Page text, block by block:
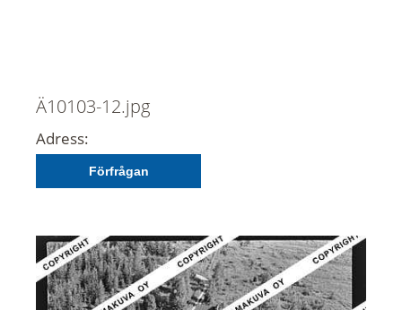
Ä10103-12.jpg
Adress:
Förfrågan